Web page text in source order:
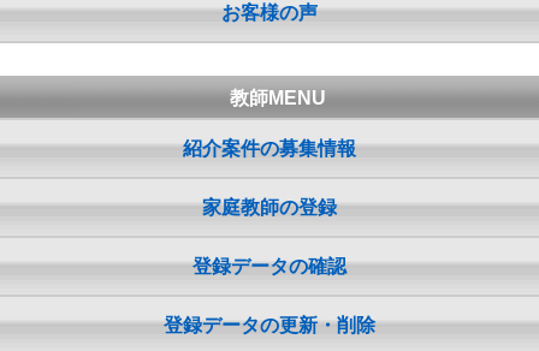
お客様の声
教師MENU
紹介案件の募集情報
家庭教師の登録
登録データの確認
登録データの更新・削除